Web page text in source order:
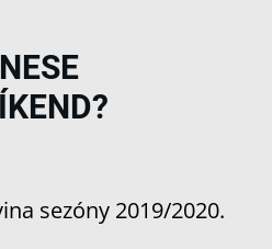
sezóny 2019/2020.